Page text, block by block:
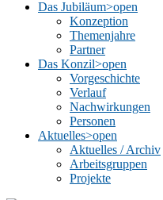
Das Jubiläum>open
Konzeption
Themenjahre
Partner
Das Konzil>open
Vorgeschichte
Verlauf
Nachwirkungen
Personen
Aktuelles>open
Aktuelles / Archiv
Arbeitsgruppen
Projekte